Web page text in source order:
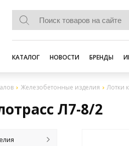
КАТАЛОГ НОВОСТИ БРЕНДЫ
Железобетонные изделия Лотки
Л7-8/2